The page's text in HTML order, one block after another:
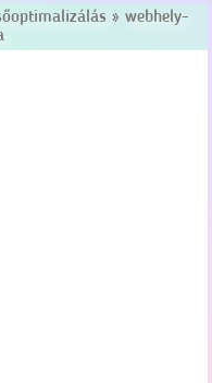
» webhely-